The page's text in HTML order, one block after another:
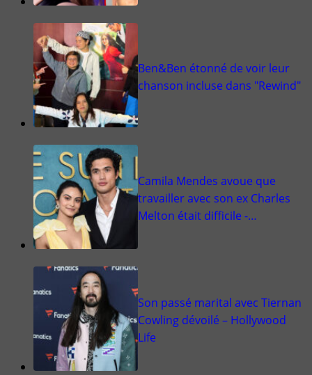
Ben&Ben étonné de voir leur
chanson incluse dans "Rewind"
Camila Mendes avoue que
travailler avec son ex Charles
Melton était difficile -…
Son passé marital avec Tiernan
Cowling dévoilé – Hollywood
Life